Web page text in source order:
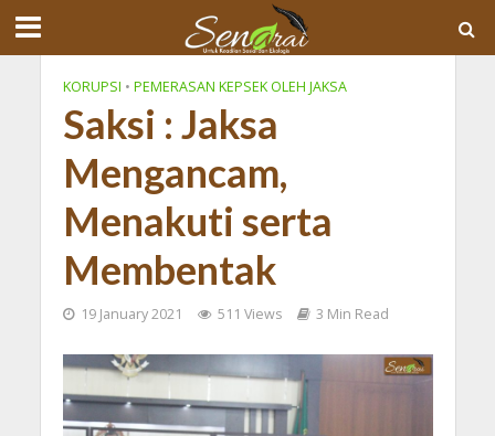
KORUPSI • PEMERASAN KEPSEK OLEH JAKSA
Saksi : Jaksa
Mengancam,
Menakuti serta
Membentak
19 January 2021 511 Views 3 Min Read